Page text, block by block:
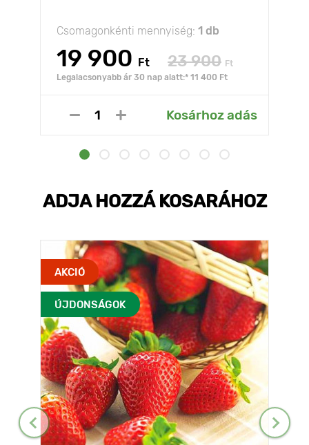
Csomagonkénti mennyiség: 1 db
19 900 Ft 23 900 Ft
Legalacsonyabb ár 30 nap alatt:* 11 400 Ft
Kosárhoz adás
ADJA HOZZÁ KOSARÁHOZ
AKCIÓ
ÚJDONSÁGOK